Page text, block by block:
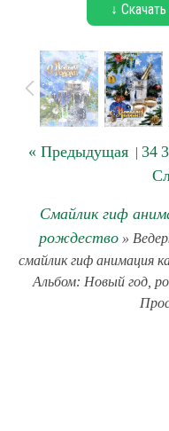
↓ Скачать
« Предыдущая| 34
Смайлик гиф
рождество »
смайлик гиф анимация
Альбом: Новый год,